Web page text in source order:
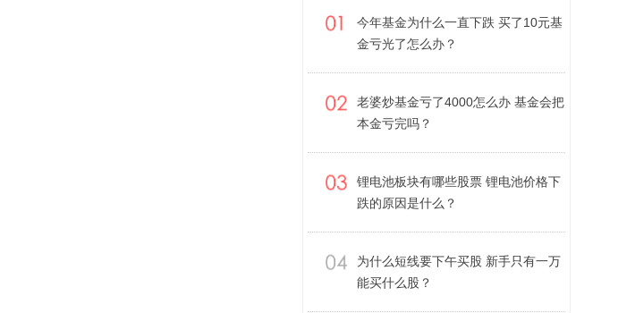
今年基金为什么一直下跌 买了10元基
金亏光了怎么办？
老婆炒基金亏了4000怎么办 基金会把
本金亏完吗？
锂电池板块有哪些股票 锂电池价格下
跌的原因是什么？
为什么短线要下午买股 新手只有一万
能买什么股？